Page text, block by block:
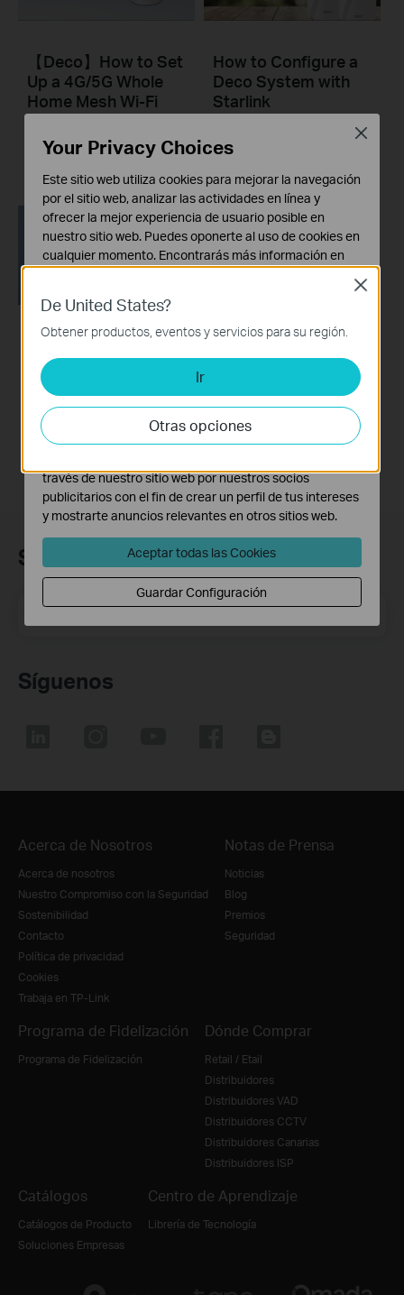
【Deco】How to Set
Up a 4G/5G Whole
Home Mesh Wi-Fi
Router (Take Deco
X50-5G as Example)
How to Configure a
Deco System with
Starlink
How to Resolve
Double NAT using
Starlink
Suscripción
Dirección de correo electrónico
Síguenos
Acerca de Nosotros
Acerca de nosotros
Nuestro Compromiso con la Seguridad
Sostenibilidad
Contacto
Política de privacidad
Cookies
Trabaja en TP-Link
Notas de Prensa
Noticias
Blog
Premios
Seguridad
Programa de Fidelización
Programa de Fidelización
Dónde Comprar
Retail / Etail
Distribuidores
Distribuidores VAD
Distribuidores CCTV
Distribuidores Canarias
Distribuidores ISP
Catálogos
Catálogos de Producto
Soluciones Empresas
Centro de Aprendizaje
Librería de Tecnología
De United States?
Obtener productos, eventos y servicios para su región.
Ir
Otras opciones
Close
Your Privacy Choices
Este sitio web utiliza cookies para mejorar la navegación
por el sitio web, analizar las actividades en línea y
ofrecer la mejor experiencia de usuario posible en
nuestro sitio web. Puedes oponerte al uso de cookies en
cualquier momento. Encontrarás más información en
Cookies Básicas
Estas cookies son necesarias para el funcionamiento
del sitio web y no pueden desactivarse en tu sistema.
Cookies de Análisis y de Marketing
Las cookies de análisis nos permiten analizar tus
actividades en nuestro sitio web con el fin de mejorar y
adaptar la funcionalidad del mismo.
través de nuestro sitio web por nuestros socios
publicitarios con el fin de crear un perfil de tus intereses
y mostrarte anuncios relevantes en otros sitios web.
Aceptar todas las Cookies
Guardar Configuración
Close